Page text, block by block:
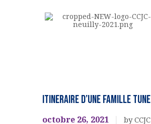
LE CENTRE
EVENEMENTS
CULTURELS
livres
ITINERAIRE d’UNE FAMILLE TUNE
octobre 26, 2021
by CCJC